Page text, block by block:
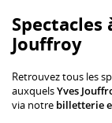
Spectacles
Jouffroy
Retrouvez tous les
auxquelsYves
via notre billetterie